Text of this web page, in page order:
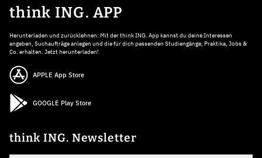
think ING. APP
Herunterladen und zurücklehnen: Mit der think ING. App kannst du deine Interessen
angeben, Suchaufträge anlegen und die für dich passenden Studiengänge, Praktika, Jobs &
Co. erhalten. Jetzt herunterladen!
APPLE App Store
GOOGLE Play Store
think ING. Newsletter